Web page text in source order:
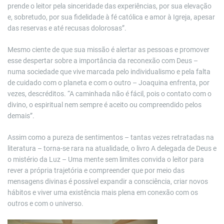
prende o leitor pela sinceridade das experiências, por sua elevação
e, sobretudo, por sua fidelidade à fé católica e amor à Igreja, apesar
das reservas e até recusas dolorosas”.
Mesmo ciente de que sua missão é alertar as pessoas e promover
esse despertar sobre a importância da reconexão com Deus –
numa sociedade que vive marcada pelo individualismo e pela falta
de cuidado com o planeta e com o outro – Joaquina enfrenta, por
vezes, descréditos. “A caminhada não é fácil, pois o contato com o
divino, o espiritual nem sempre é aceito ou compreendido pelos
demais”.
Assim como a pureza de sentimentos – tantas vezes retratadas na
literatura – torna-se rara na atualidade, o livro A delegada de Deus e
o mistério da Luz – Uma mente sem limites convida o leitor para
rever a própria trajetória e compreender que por meio das
mensagens divinas é possível expandir a consciência, criar novos
hábitos e viver uma existência mais plena em conexão com os
outros e com o universo.